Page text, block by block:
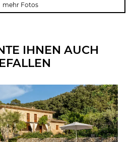
mehr Fotos
IHNEN AUCH